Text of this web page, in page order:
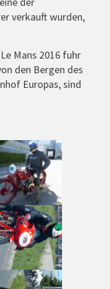
verkauft wurden,
Mans 2016 fuhr
den Bergen des
Europas, sind